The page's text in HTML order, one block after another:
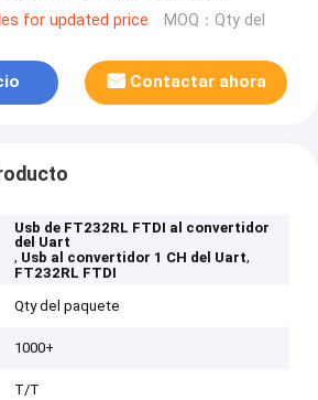
for updated price MOQ：Qty del
Contactar ahora
Usb de FT232RL FTDI al convertidor
del Uart
, Usb al convertidor 1 CH del Uart,
FT232RL FTDI
Qty del paquete
1000+
T/T